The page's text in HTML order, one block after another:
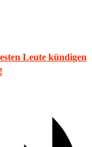
Leute kündigen